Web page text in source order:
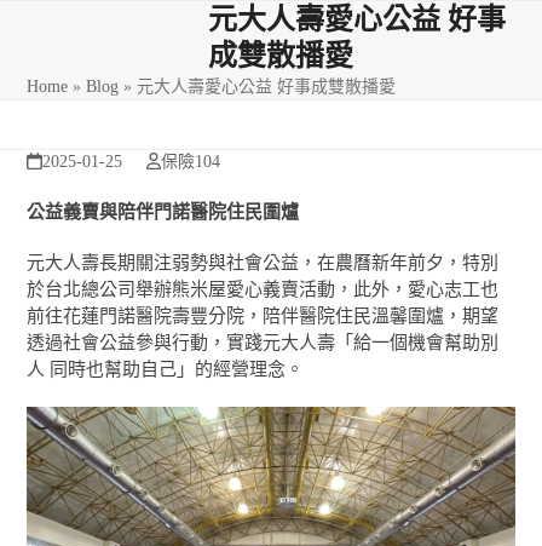
menu
menu
元大人壽愛心公益 好事
成雙散播愛
Home »Blog »元大人壽愛心公益 好事成雙散播愛
2025-01-25 保險104
公益義賣與陪伴門諾醫院住民圍爐
元大人壽長期關注弱勢與社會公益，在農曆新年前夕，特別
於台北總公司舉辦熊米屋愛心義賣活動，此外，愛心志工也
前往花蓮門諾醫院壽豐分院，陪伴醫院住民溫馨圍爐，期望
透過社會公益參與行動，實踐元大人壽「給一個機會幫助別
人 同時也幫助自己」的經營理念。